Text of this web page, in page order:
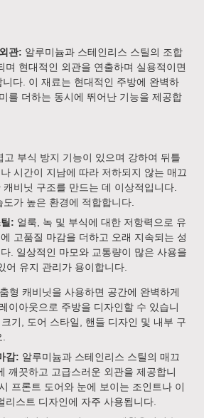
관: 알루미늄과 스테인리스 스틸의 조합
며 현대적인 외관을 연출하며 실용적이면
다. 이 재료는 현대적인 주방에 완벽하
를 더하는 동시에 뛰어난 기능을 제공합
고 부식 방지 기능이 있으며 강하여 뒤틀
시간이 지남에 따라 저하되지 않는 매끄
캐비닛 구조를 만드는 데 이상적입니다.
가 높은 환경에 적합합니다.
: 얼룩, 녹 및 부식에 대한 저항력으로 유
고품질 마감을 더하고 오래 지속되는 성
. 일상적인 마모와 교통량이 많은 사용을
어 유지 관리가 용이합니다.
형 캐비닛을 사용하면 공간에 완벽하게
이아웃으로 주방을 디자인할 수 있습니
기, 도어 스타일, 핸들 디자인 및 내부 구
감: 알루미늄과 스테인리스 스틸의 매끄
깨끗하고 고급스러운 외관을 제공합니
프론트 도어와 눈에 보이는 조인트나 이
리스트 디자인에 자주 사용됩니다.